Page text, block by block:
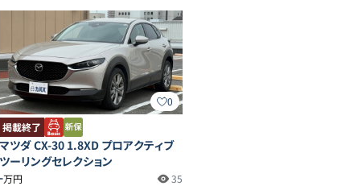
0
掲載終了
マツダ CX-30 1.8XD プロアクティブ
ツーリングセレクション
-万円
35